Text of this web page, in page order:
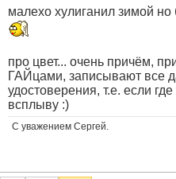
малехо хулиганил зимой
про цвет... очень причём,
ГАЙцами, записывают все
удостоверения, т.е. если
всплыву :)
С уважением Сергей.